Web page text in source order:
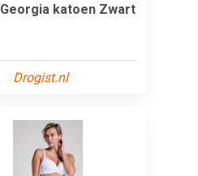
Georgia katoen Zwart
Drogist.nl